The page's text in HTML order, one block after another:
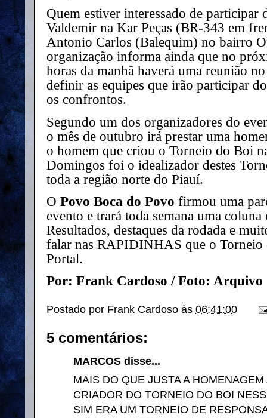
Quem estiver interessado de participar
Valdemir na Kar Peças (BR-343 em
Antonio Carlos (Balequim) no bairro
organização informa ainda que no
horas da manhã haverá uma reunião
definir as equipes que irão participar
os confrontos.
Segundo um dos organizadores do
o mês de outubro irá prestar uma
o homem que criou o Torneio do Boi
Domingos foi o idealizador destes
toda a região norte do Piauí.
O Povo Boca do Povo firmou uma
evento e trará toda semana uma
Resultados, destaques da rodada e
falar nas RAPIDINHAS que o Torneio
Portal.
Por: Frank Cardoso / Foto: Arquivo
Postado por Frank Cardoso às 06:41:00
5 comentários:
MARCOS disse...
MAIS DO QUE JUSTA A
CRIADOR DO TORNEIO DO BOI
SIM ERA UM TORNEIO DE